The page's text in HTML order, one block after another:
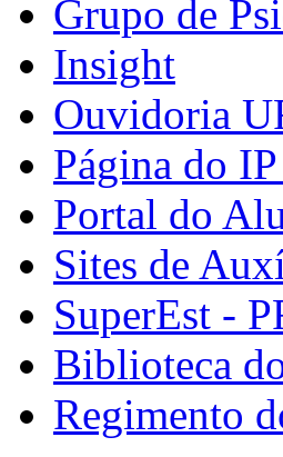
Grupo de
Insight
Ouvidoria
Página do
Portal do
Sites de
SuperEst -
Biblioteca
Regimento